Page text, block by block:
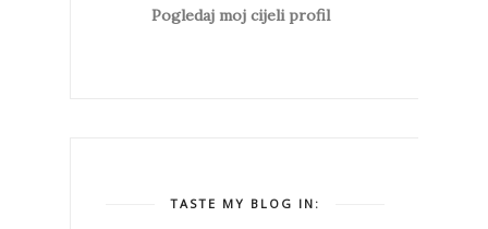
Pogledaj moj cijeli profil
TASTE MY BLOG IN: